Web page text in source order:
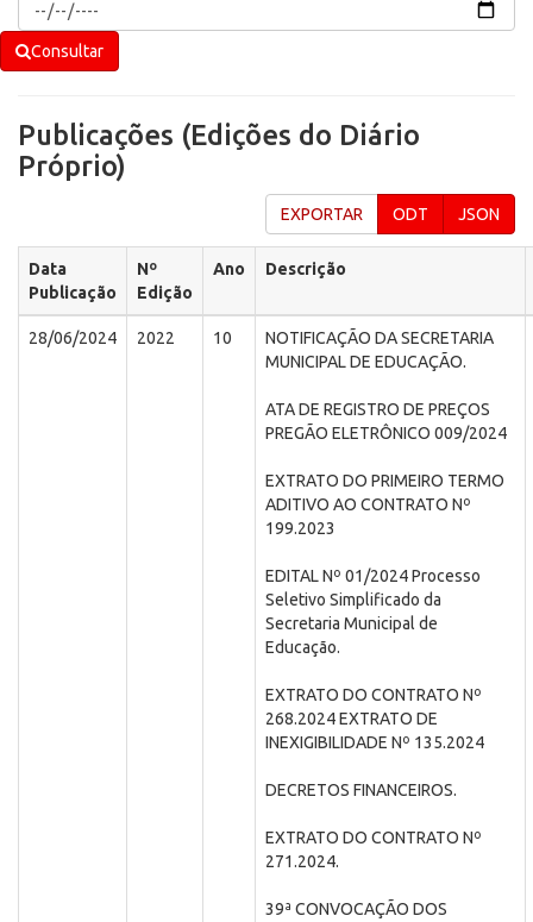
Consultar
Publicações (Edições do Diário
Próprio)
EXPORTAR ODT JSON
Data
Publicação
Nº
Edição
Ano Descrição
28/06/2024 2022 10
NOTIFICAÇÃO DA SECRETARIA
MUNICIPAL DE EDUCAÇÃO.
ATA DE REGISTRO DE PREÇOS
PREGÃO ELETRÔNICO 009/2024
EXTRATO DO PRIMEIRO TERMO
ADITIVO AO CONTRATO Nº
199.2023
EDITAL Nº 01/2024 Processo
Seletivo Simplificado da
Secretaria Municipal de
Educação.
EXTRATO DO CONTRATO Nº
268.2024 EXTRATO DE
INEXIGIBILIDADE Nº 135.2024
DECRETOS FINANCEIROS.
EXTRATO DO CONTRATO Nº
271.2024.
39ª CONVOCAÇÃO DOS